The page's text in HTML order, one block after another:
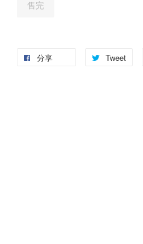
售完
分享 Tweet